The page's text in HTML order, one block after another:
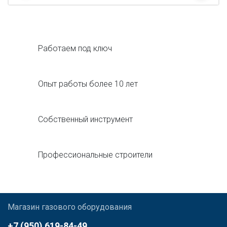
Работаем под ключ
Опыт работы более 10 лет
Собственный инструмент
Профессиональные строители
Магазин газового оборудования